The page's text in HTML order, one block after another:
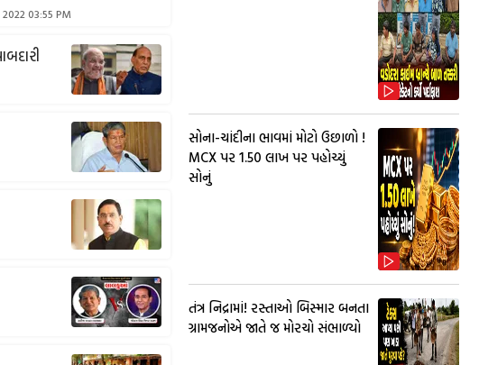
03:55 PM
સોના-ચાંદીના ભાવમાં મોટો ઉછાળો !
MCX પર ₹1.50 લાખ પર પહોચ્યું
સોનું
તંત્ર નિદ્રામાં! રસ્તાઓ બિસ્માર બનતા
ગ્રામજનોએ જાતે જ મોરચો સંભાળ્યો